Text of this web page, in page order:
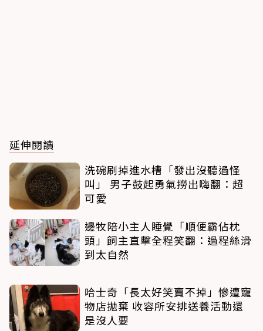
延伸閱讀
洗碗刷掉進水槽「發出沒聽過怪
叫」 男子鼓起勇氣撈出嗨翻：超
可愛
邊牧陪小主人睡覺「順便霸佔枕
頭」飼主直擊全程笑翻：過程絲滑
到太自然
哈士奇「長太好笑賣不掉」慘遭寵
物店拋棄 收容所安排送養活動還
是沒人要